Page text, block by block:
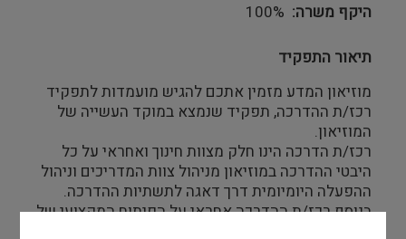
היקף משרה 100%
תיאור התפקיד
מוזיאון המדע מזמין אתכם להגיש מועמדות לתפקיד
רכז/ת ההדרכה, תפקיד שנמצא במוקד העשייה של
המוזיאון.
רכז/ת הדרכה הינו חלק מצוות חינוך ואחראי על כל
היבטי ההדרכה במוזיאון מניהול צוות המדריכים וניהול
ההפעלה היומיומית דרך דאגה לתשתיות ההדרכה.
בנוסף רכז/ת ההדרכה אחראי על הפיתוח המקצועי של